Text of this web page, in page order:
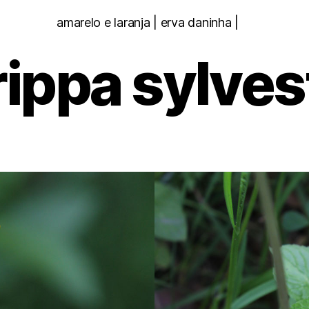
Categorias
amarelo e laranja | erva daninha |